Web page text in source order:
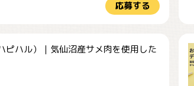
応募する
ピハル）｜気仙沼産サメ肉を使用した